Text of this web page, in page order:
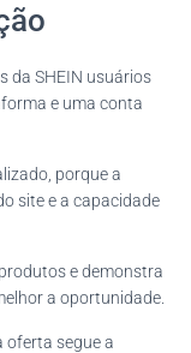
da SHEIN usuários
e uma conta
porque a
site e a capacidade
e demonstra
a oportunidade.
oferta segue a